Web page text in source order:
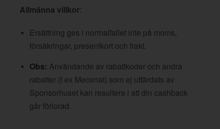
Allmänna villkor:
Ersättning ges i normalfallet inte på moms,
försäkringar, presentkort och frakt.
Obs: Användande av rabattkoder och andra
rabatter (t ex Mecenat) som ej utfärdats av
Sponsorhuset kan resultera i att din cashback
går förlorad.